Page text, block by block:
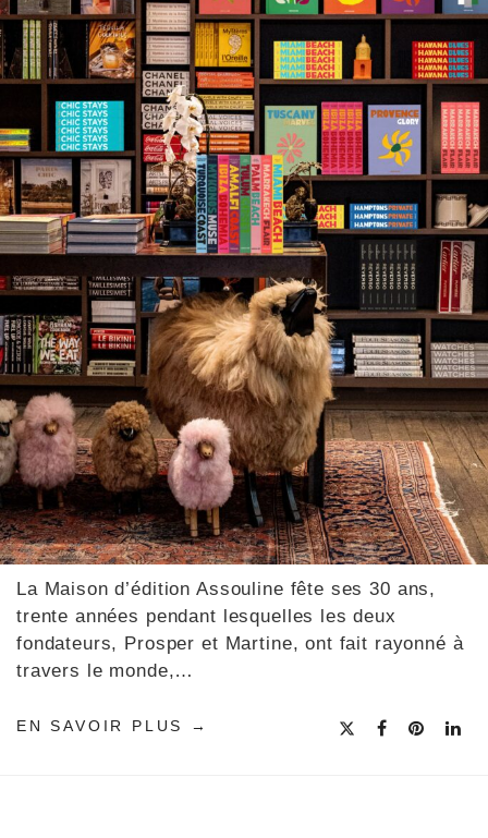
La Maison d’édition Assouline fête ses 30 ans,
trente années pendant lesquelles les deux
fondateurs, Prosper et Martine, ont fait rayonné à
travers le monde,…
EN SAVOIR PLUS